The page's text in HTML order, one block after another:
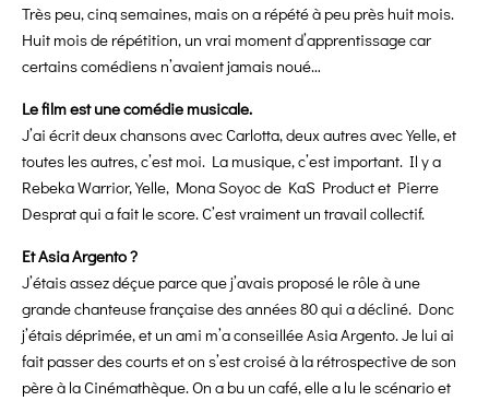
Très peu, cinq semaines, mais on a répété à peu près huit mois.
Huit mois de répétition, un vrai moment d’apprentissage car
certains comédiens n’avaient jamais noué…
Le film est une comédie musicale.
J’ai écrit deux chansons avec Carlotta, deux autres avec Yelle, et
toutes les autres, c’est moi. La musique, c’est important. Il y a
Rebeka Warrior, Yelle, Mona Soyoc de KaS Product et Pierre
Desprat qui a fait le score. C’est vraiment un travail collectif.
Et Asia Argento ?
J’étais assez déçue parce que j’avais proposé le rôle à une
grande chanteuse française des années 80 qui a décliné. Donc
j’étais déprimée, et un ami m’a conseillée Asia Argento. Je lui ai
fait passer des courts et on s’est croisé à la rétrospective de son
père à la Cinémathèque. On a bu un café, elle a lu le scénario et